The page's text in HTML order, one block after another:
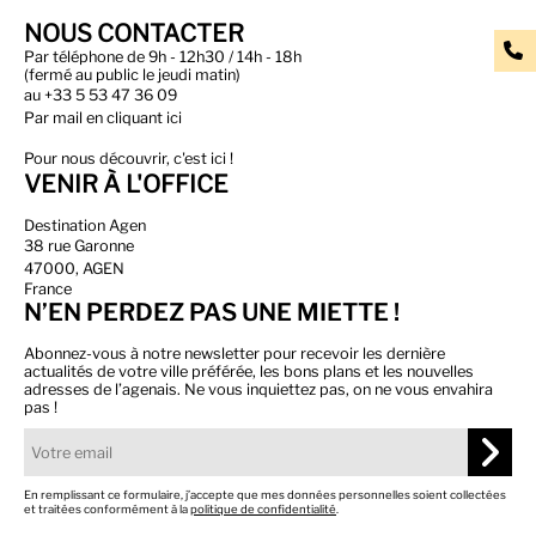
NOUS CONTACTER
Par téléphone de 9h - 12h30 / 14h - 18h
(fermé au public le jeudi matin)
au +33 5 53 47 36 09
Par mail en cliquant ici
Pour nous découvrir, c'est ici !
VENIR À L'OFFICE
Destination Agen
38 rue Garonne
47000, AGEN
France
N’EN PERDEZ PAS UNE MIETTE !
Abonnez-vous à notre newsletter pour recevoir les dernière
actualités de votre ville préférée, les bons plans et les nouvelles
adresses de l’agenais. Ne vous inquiettez pas, on ne vous envahira
pas !
En remplissant ce formulaire, j’accepte que mes données personnelles soient collectées
et traitées conformément à lapolitique de confidentialité